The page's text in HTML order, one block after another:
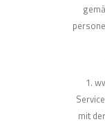
mit